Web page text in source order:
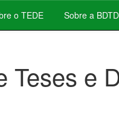
o TEDE Sobre a BDTD
Teses e